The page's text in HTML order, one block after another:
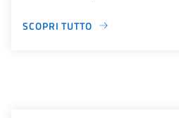
SCOPRI TUTTO